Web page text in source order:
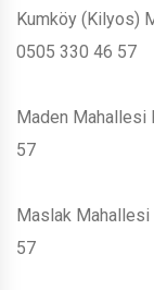
Kumköy (Kilyos)
0505 330 46 57
Maden Mahallesi
57
Maslak
57